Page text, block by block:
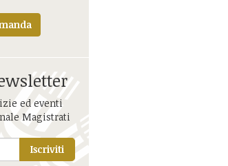
ed eventi
Magistrati
Iscriviti